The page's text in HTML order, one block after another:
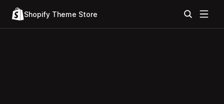
Shopify Theme Store